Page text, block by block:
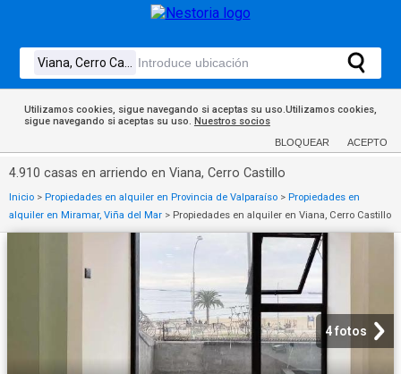
Utilizamos cookies, sigue navegando si aceptas su uso.Utilizamos cookies,
sigue navegando si aceptas su uso. Nuestros socios
BLOQUEAR ACEPTO
4.910 casas en arriendo en Viana, Cerro Castillo
Inicio > Propiedades en alquiler en Provincia de Valparaíso > Propiedades en
alquiler en Miramar, Viña del Mar > Propiedades en alquiler en Viana, Cerro Castillo
4 fotos